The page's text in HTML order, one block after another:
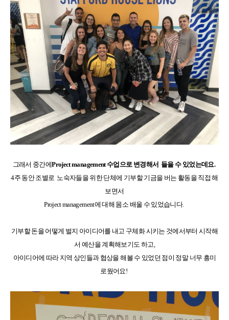
그래서 중간에Project management 수업으로 변경해서 들을 수 있었는데요.
4주 동안 조별로 노숙자들을 위한 단체에 기부할 기금을 버는 활동을 직접 해
보면서
Project management에 대해 몸소 배울 수 있었습니다.
기부할 돈을 어떻게 벌지 아이디어를 내고 구체화 시키는 것에서부터 시작해
서 예산을 계획해보기도 하고,
아이디어에 따라 지역 상인들과 협상을 해볼 수 있었던 점이 정말 너무 흥미
로웠어요!